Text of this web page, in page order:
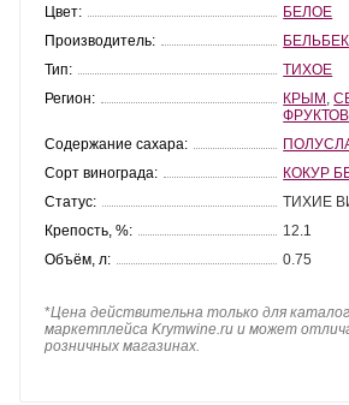
Цвет:
БЕЛОЕ
Производитель:
БЕЛЬБЕК
Тип:
ТИХОЕ
Регион:
КРЫМ ,
Содержание сахара:
Сорт винограда:
КОКУР
Статус:
ТИХИЕ
Крепость, %:
12.1
Объём, л:
0.75
*Цена действительна только для
маркетплейса Krymwine.ru и может
розничных магазинах.